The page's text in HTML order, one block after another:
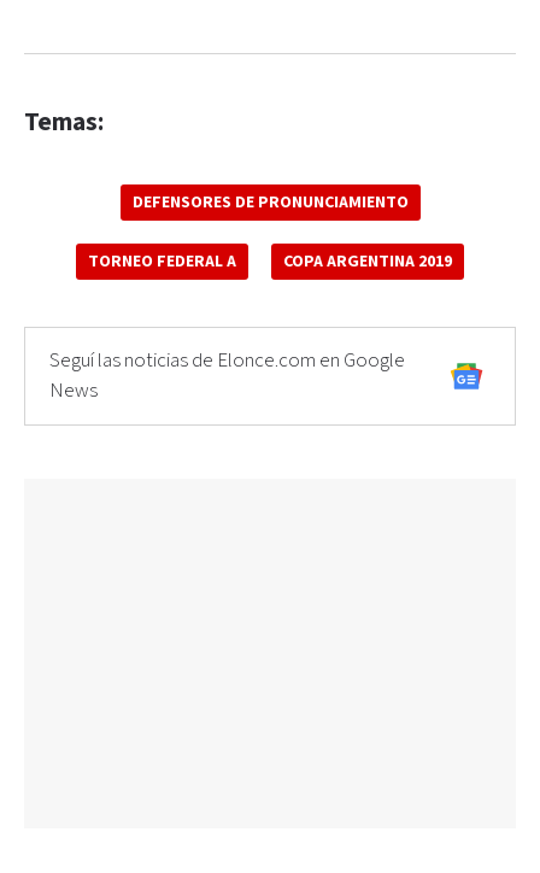
Temas:
DEFENSORES DE PRONUNCIAMIENTO
TORNEO FEDERAL A COPA ARGENTINA 2019
Seguí las noticias de Elonce.com en Google
News